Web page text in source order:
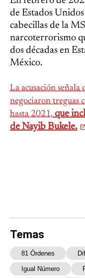
de Estados
cabecillas de la
narcoterrorismo
dos décadas en
México.
La acusación señala
negociaron treguas
hasta 2021, que
de Nayib Bukele.
Temas
81 Órdenes
Igual Número